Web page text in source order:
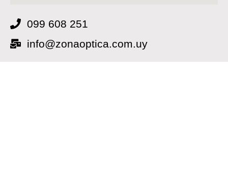
099 608 251
info@zonaoptica.com.uy